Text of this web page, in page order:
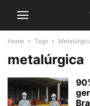
Home Tags
metalúrgica